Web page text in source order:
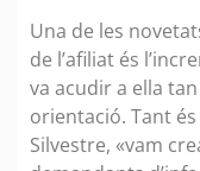
Una de les
de l’afiliat és
va acudir a ella
orientació. Tant
Silvestre, «vam